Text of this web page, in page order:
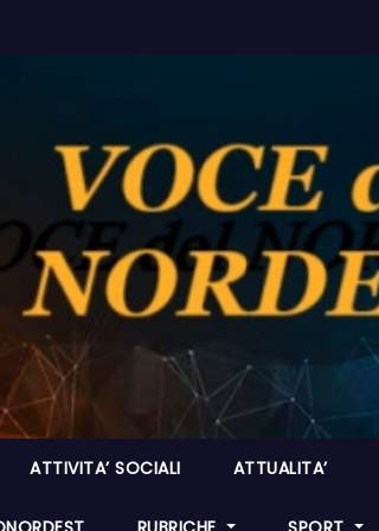
ATTIVITA’ SOCIALI ATTUALITA’